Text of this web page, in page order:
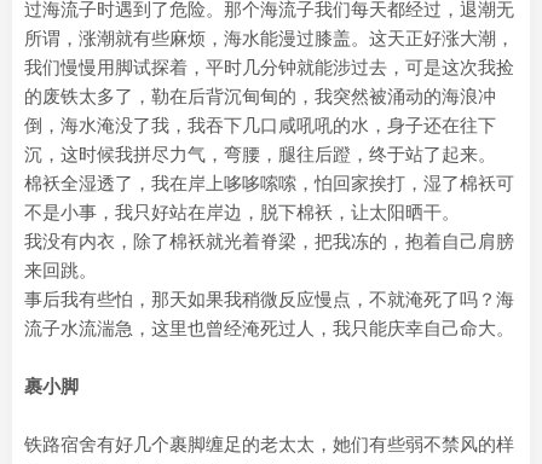
过海流子时遇到了危险。那个海流子我们每天都经过，退潮无
所谓，涨潮就有些麻烦，海水能漫过膝盖。这天正好涨大潮，
我们慢慢用脚试探着，平时几分钟就能涉过去，可是这次我捡
的废铁太多了，勒在后背沉甸甸的，我突然被涌动的海浪冲
倒，海水淹没了我，我吞下几口咸吼吼的水，身子还在往下
沉，这时候我拼尽力气，弯腰，腿往后蹬，终于站了起来。
棉袄全湿透了，我在岸上哆哆嗦嗦，怕回家挨打，湿了棉袄可
不是小事，我只好站在岸边，脱下棉袄，让太阳晒干。
我没有内衣，除了棉袄就光着脊梁，把我冻的，抱着自己肩膀
来回跳。
事后我有些怕，那天如果我稍微反应慢点，不就淹死了吗？海
流子水流湍急，这里也曾经淹死过人，我只能庆幸自己命大。
裹小脚
铁路宿舍有好几个裹脚缠足的老太太，她们有些弱不禁风的样